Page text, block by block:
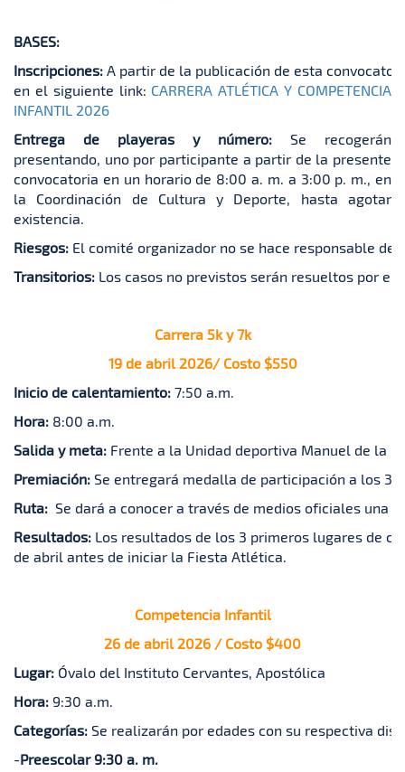
BASES:
Inscripciones: A partir de la publicación de esta
en el siguiente link: CARRERA ATLÉTICA Y COMPETENCIA
INFANTIL 2026
Entrega de playeras y número: Se recogerán
presentando, uno por participante a partir de la presente
convocatoria en un horario de 8:00 a. m. a 3:00 p. m., en
la Coordinación de Cultura y Deporte, hasta agotar
existencia.
Riesgos: El comité organizador no se hace responsable
Transitorios: Los casos no previstos serán resueltos por el
Carrera 5k y 7k
19 de abril 2026/ Costo $550
Inicio de calentamiento: 7:50 a.m.
Hora: 8:00 a.m.
Salida y meta: Frente a la Unidad deportiva Manuel de la
Premiación: Se entregará medalla de participación a los
Ruta: Se dará a conocer a través de medios oficiales una
Resultados: Los resultados de los 3 primeros lugares de
de abril antes de iniciar la Fiesta Atlética.
Competencia Infantil
26 de abril 2026 / Costo $400
Lugar: Óvalo del Instituto Cervantes, Apostólica
Hora: 9:30 a.m.
Categorías: Se realizarán por edades con su respectiva
-Preescolar 9:30 a. m.